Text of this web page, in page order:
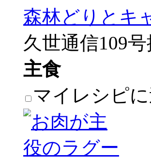
森林どりとキ
久世通信109
主食
マイレシピ